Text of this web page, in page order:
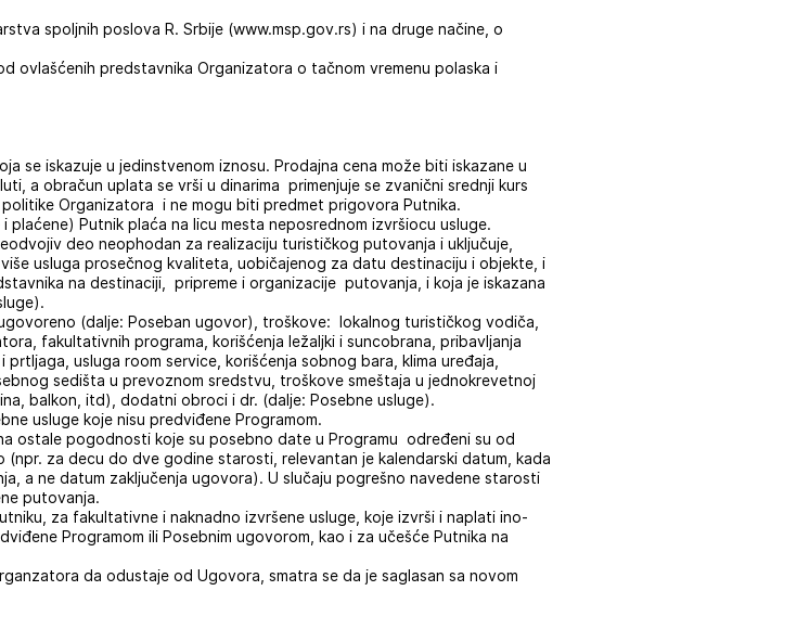
spoljnih poslova R. Srbije (www.msp.gov.rs) i na druge načine, o
ovlašćenih predstavnika Organizatora o tačnom vremenu polaska i
se iskazuje u jedinstvenom iznosu. Prodajna cena može biti iskazane u
a obračun uplata se vrši u dinarima primenjuje se zvanični srednji kurs
Organizatora i ne mogu biti predmet prigovora Putnika.
Putnik plaća na licu mesta neposrednom izvršiocu usluge.
deo neophodan za realizaciju turističkog putovanja i uključuje,
usluga prosečnog kvaliteta, uobičajenog za datu destinaciju i objekte, i
na destinaciji, pripreme i organizacije putovanja, i koja je iskazana
(dalje: Poseban ugovor), troškove: lokalnog turističkog vodiča,
fakultativnih programa, korišćenja ležaljki i suncobrana, pribavljanja
usluga room service, korišćenja sobnog bara, klima uređaja,
sedišta u prevoznom sredstvu, troškove smeštaja u jednokrevetnoj
balkon, itd), dodatni obroci i dr. (dalje: Posebne usluge).
usluge koje nisu predviđene Programom.
ostale pogodnosti koje su posebno date u Programu određeni su od
za decu do dve godine starosti, relevantan je kalendarski datum, kada
a ne datum zaključenja ugovora). U slučaju pogrešno navedene starosti
putovanja.
za fakultativne i naknadno izvršene usluge, koje izvrši i naplati ino-
Programom ili Posebnim ugovorom, kao i za učešće Putnika na
da odustaje od Ugovora, smatra se da je saglasan sa novom